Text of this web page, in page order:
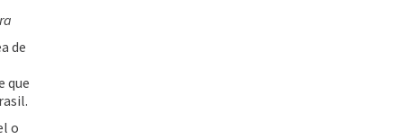
de
que
o